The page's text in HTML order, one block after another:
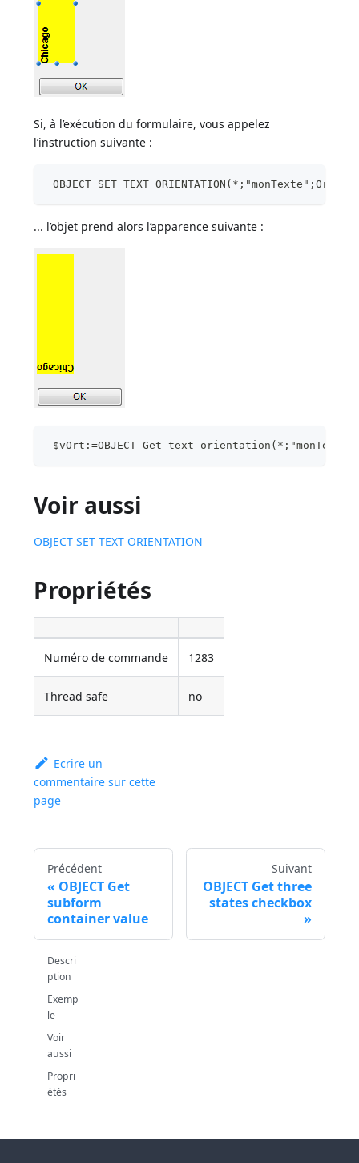
Si, à l’exécution du formulaire, vous appelez
l’instruction suivante :
OBJECT SET TEXT
... l’objet prend alors l’apparence suivante :
$vOrt:=OBJECT Get text
Voir aussi
OBJECT SET TEXT ORIENTATION
Propriétés
Numéro de commande 1283
Thread safe no
Ecrire un
commentaire sur cette
page
Précédent
OBJECT Get
subform
container value
Suivant
OBJECT Get three
states checkbox
Descri
ption
Exemp
le
Voir
aussi
Propri
étés